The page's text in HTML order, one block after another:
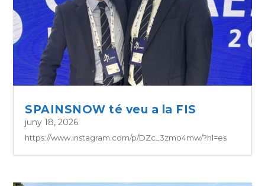
SPAINSNOW té veu a la FIS
juny 18, 2026
https://www.instagram.com/p/DZc_3zmo4mw/?hl=es